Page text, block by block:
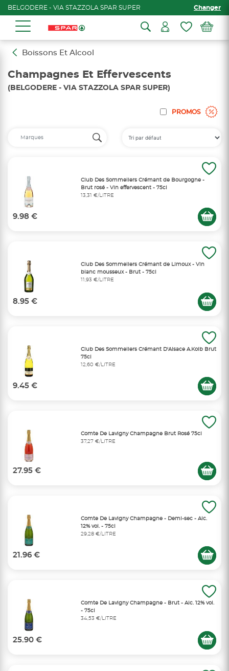
BELGODERE - VIA STAZZOLA SPAR SUPER Changer
Boissons Et Alcool
Champagnes Et Effervescents
(BELGODERE - VIA STAZZOLA SPAR SUPER)
PROMOS
Club Des Sommeliers Crémant de Bourgogne -
Brut rosé - Vin effervescent - 75cl
13,31 €/LITRE
9.98 €
Club Des Sommeliers Crémant de Limoux - Vin
blanc mousseux - Brut - 75cl
11,93 €/LITRE
8.95 €
Club Des Sommeliers Crémant D'Alsace A.Kolb Brut
75cl
12,60 €/LITRE
9.45 €
Comte De Lavigny Champagne Brut Rosé 75cl
37,27 €/LITRE
27.95 €
Comte De Lavigny Champagne - Demi-sec - Alc.
12% vol. - 75cl
29,28 €/LITRE
21.96 €
Comte De Lavigny Champagne - Brut - Alc. 12% vol.
- 75cl
34,53 €/LITRE
25.90 €